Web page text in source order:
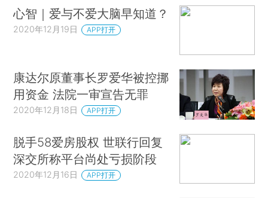
心智｜爱与不爱大脑早知道？
2020年12月19日 APP打开
康达尔原董事长罗爱华被控挪
用资金 法院一审宣告无罪
2020年12月18日 APP打开
脱手58爱房股权 世联行回复
深交所称平台尚处亏损阶段
2020年12月16日 APP打开